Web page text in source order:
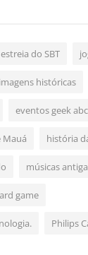
estreia do SBT
imagens históricas
eventos geek abc
Mauá história
músicas
game
Philips